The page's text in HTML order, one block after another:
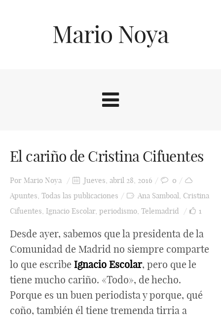
Mario Noya
El cariño de Cristina Cifuentes
Por Mario Noya Jueves, abril 28, 2016
0
Apuntes, Todas las publicaciones Ana Samboal, Cristina
Cifuentes, Ignacio Escolar, periodismo, Telemadrid 1
Desde ayer, sabemos que la presidenta de la
Comunidad de Madrid no siempre comparte
lo que escribe Ignacio Escolar, pero que le
tiene mucho cariño. «Todo», de hecho.
Porque es un buen periodista y porque, qué
coño, también él tiene tremenda tirria a